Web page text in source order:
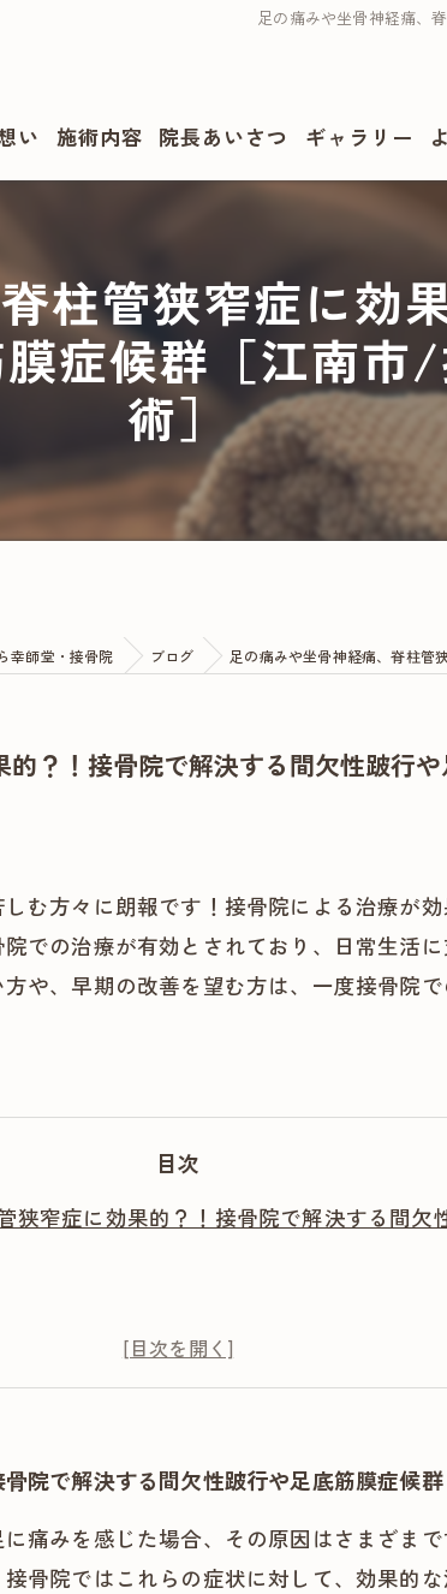
足の痛みや坐骨神経痛、
い 施術内容 院長あいさつ ギャラリー
柱管狭窄症に効
膜症候群［江南
術］
幸師堂・接骨院 ブログ 足の痛みや坐骨神経痛、脊柱管
？！接骨院で解決する間欠性跛行
む方々に朗報です！接骨院による治療が
での治療が有効とされており、日常生活
や、早期の改善を望む方は、一度接骨院
目次
狭窄症に効果的？！接骨院で解決する間欠
院で解決する間欠性跛行や足底筋膜症候群
痛みを感じた場合、その原因はさまざま
骨院ではこれらの症状に対して、効果的な